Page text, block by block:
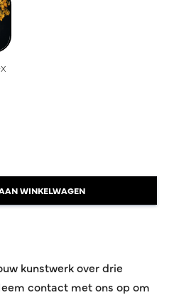
WINKELWAGEN
kunstwerk over drie
contact met ons op om